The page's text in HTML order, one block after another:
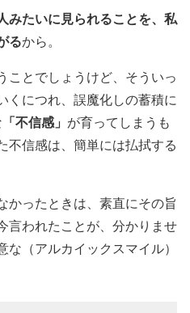
みたいに見られることを、私
るから。
ことでしょうけど、そういっ
くにつれ、誤魔化しの蓄積に
「不信感」 が育ってしまうも
不信感は、簡単には払拭する
かったときは、素直にその旨
言われたことが、分かりませ
（アルカイックスマイル）